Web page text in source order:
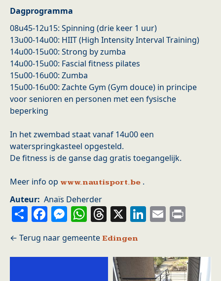
Dagprogramma
08u45-12u15: Spinning (drie keer 1 uur)
13u00-14u00: HIIT (High Intensity Interval Training)
14u00-15u00: Strong by zumba
14u00-15u00: Fascial fitness pilates
15u00-16u00: Zumba
15u00-16u00: Zachte Gym (Gym douce) in principe
voor senioren en personen met een fysische
beperking
In het zwembad staat vanaf 14u00 een
waterspringkasteel opgesteld.
De fitness is de ganse dag gratis toegangelijk.
Meer info op www.nautisport.be .
Auteur Anaïs Deherder
ShareFacebook
Messenger
WhatsApp
Threads
X LinkedIn
Email
Edingen